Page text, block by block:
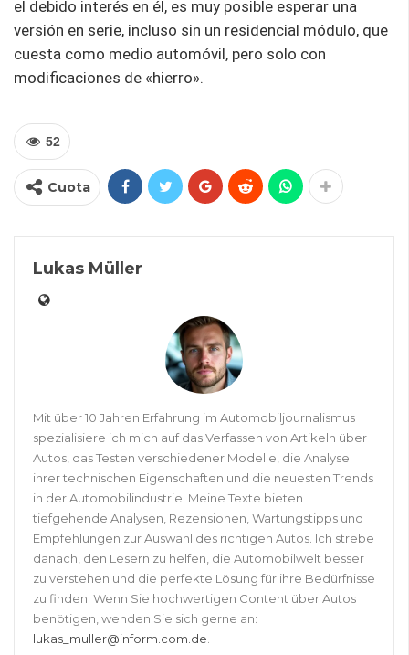
el debido interés en él, es muy posible esperar una
versión en serie, incluso sin un residencial módulo, que
cuesta como medio automóvil, pero solo con
modificaciones de «hierro».
52
Cuota
Lukas Müller
Mit über 10 Jahren Erfahrung im Automobiljournalismus
spezialisiere ich mich auf das Verfassen von Artikeln über
Autos, das Testen verschiedener Modelle, die Analyse
ihrer technischen Eigenschaften und die neuesten Trends
in der Automobilindustrie. Meine Texte bieten
tiefgehende Analysen, Rezensionen, Wartungstipps und
Empfehlungen zur Auswahl des richtigen Autos. Ich strebe
danach, den Lesern zu helfen, die Automobilwelt besser
zu verstehen und die perfekte Lösung für ihre Bedürfnisse
zu finden. Wenn Sie hochwertigen Content über Autos
benötigen, wenden Sie sich gerne an:
lukas_muller@inform.com.de